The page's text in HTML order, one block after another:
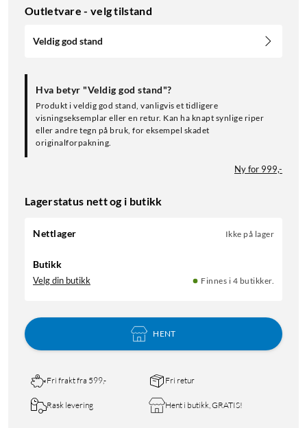
Outletvare - velg tilstand
Veldig god stand
Hva betyr "Veldig god stand"?
Produkt i veldig god stand, vanligvis et tidligere
visningseksemplar eller en retur. Kan ha knapt synlige riper
eller andre tegn på bruk, for eksempel skadet
originalforpakning.
Ny for 999,-
Lagerstatus nett og i butikk
Nettlager Ikke på lager
Butikk
Velg din butikk Finnes i 4 butikker.
HENT
Fri frakt fra 599,- Fri retur
Rask levering Hent i butikk, GRATIS!